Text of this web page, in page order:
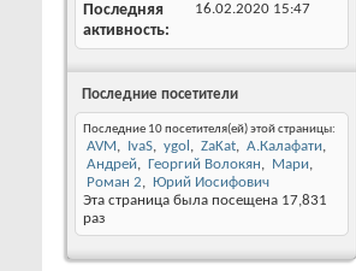
Последняя
активность
16.02.2020 15:47
Последние посетители
Последние 10 посетителя(ей) этой страницы:
AVM IvaS ygol ZaKat
А.Калафати
Андрей
Георгий Волокян
Мари
Роман 2
Юрий Иосифович
Эта страница была посещена 17,831
раз